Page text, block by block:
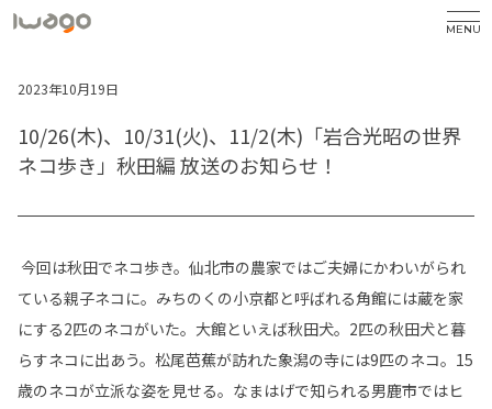
MENU
2023年10月19日
10/26(木)、10/31(火)、11/2(木)「岩合光昭の世界
ネコ歩き」秋田編 放送のお知らせ！
今回は秋田でネコ歩き。仙北市の農家ではご夫婦にかわいがられ
ている親子ネコに。みちのくの小京都と呼ばれる角館には蔵を家
にする2匹のネコがいた。大館といえば秋田犬。2匹の秋田犬と暮
らすネコに出あう。松尾芭蕉が訪れた象潟の寺には9匹のネコ。15
歳のネコが立派な姿を見せる。なまはげで知られる男鹿市ではヒ